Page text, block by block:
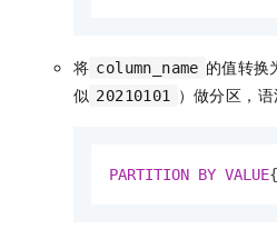
将 column_name 的值转换
似 20210101 ）做分区，语
PARTITION BY VALUE